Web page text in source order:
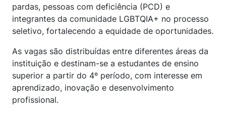
pardas, pessoas com deficiência (PCD) e
integrantes da comunidade LGBTQIA+ no processo
seletivo, fortalecendo a equidade de oportunidades.
As vagas são distribuídas entre diferentes áreas da
instituição e destinam-se a estudantes de ensino
superior a partir do 4º período, com interesse em
aprendizado, inovação e desenvolvimento
profissional.